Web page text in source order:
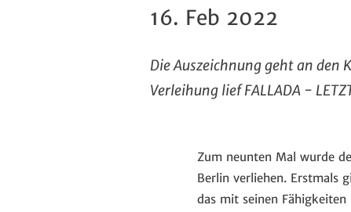
16. Feb 2022
Die Auszeichnung geht an den
Verleihung lief FALLADA -
Zum neunten Mal wurde
Berlin verliehen. Erstmals
das mit seinen